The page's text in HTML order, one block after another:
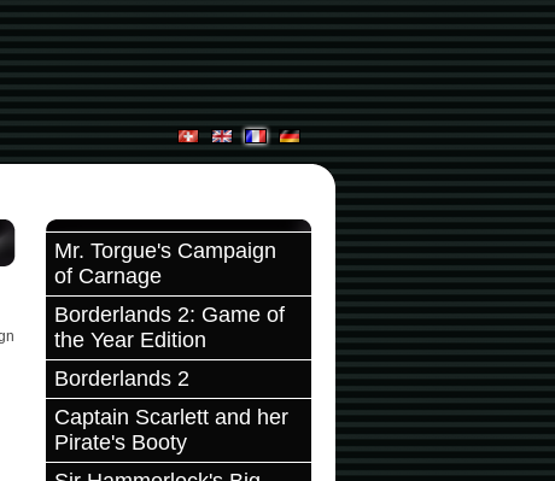
Mr. Torgue's Campaign
of Carnage
Borderlands 2: Game of
the Year Edition
Borderlands 2
Captain Scarlett and her
Pirate's Booty